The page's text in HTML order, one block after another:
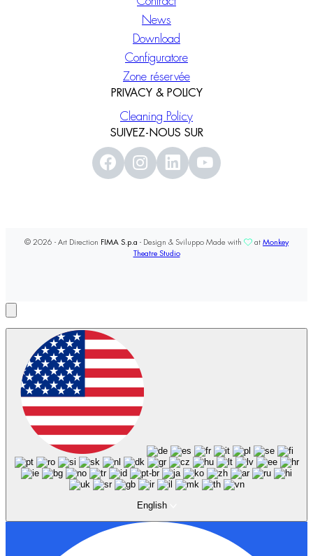
News
Download
Configuratore
Zone réservée
PRIVACY & POLICY
Cleaning Policy
SUIVEZ-NOUS SUR
© 2026 - Art Direction FIMA S.p.a - Design & Sviluppo Made with at Monkey
Theatre Studio
English